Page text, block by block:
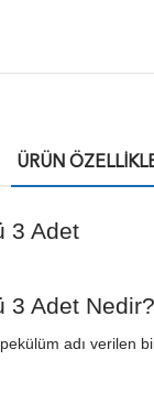
ÜRÜN
3 Adet
3 Adet Nedir?
adı verilen